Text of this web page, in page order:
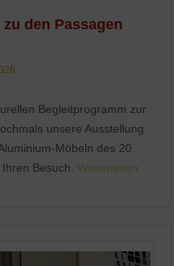
den Passagen
Begleitprogramm zur
unsere Ausstellung
Möbeln des 20.
Ihren Besuch.Weiterlesen